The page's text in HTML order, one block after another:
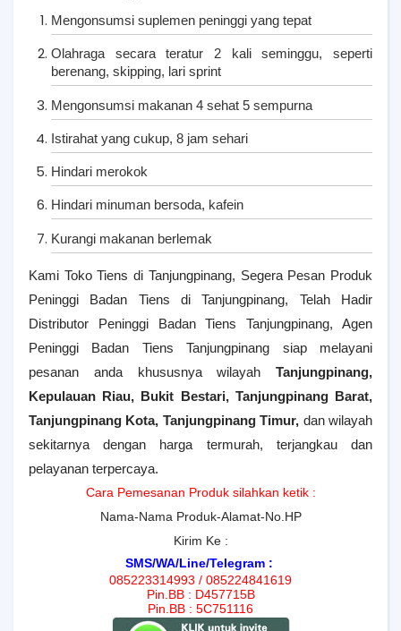
Mengonsumsi suplemen peninggi yang tepat
Olahraga secara teratur 2 kali seminggu, seperti
berenang, skipping, lari sprint
Mengonsumsi makanan 4 sehat 5 sempurna
Istirahat yang cukup, 8 jam sehari
Hindari merokok
Hindari minuman bersoda, kafein
Kurangi makanan berlemak
Kami Toko Tiens di Tanjungpinang, Segera Pesan Produk
Peninggi Badan Tiens di Tanjungpinang, Telah Hadir
Distributor Peninggi Badan Tiens Tanjungpinang, Agen
Peninggi Badan Tiens Tanjungpinang siap melayani
pesanan anda khususnya wilayah Tanjungpinang,
Kepulauan Riau, Bukit Bestari, Tanjungpinang Barat,
Tanjungpinang Kota, Tanjungpinang Timur, dan wilayah
sekitarnya dengan harga termurah, terjangkau dan
pelayanan terpercaya.
Cara Pemesanan Produk silahkan ketik :
Nama-Nama Produk-Alamat-No.HP
Kirim Ke :
SMS/WA/Line/Telegram :
085223314993 / 085224841619
Pin.BB : D457715B
Pin.BB : 5C751116